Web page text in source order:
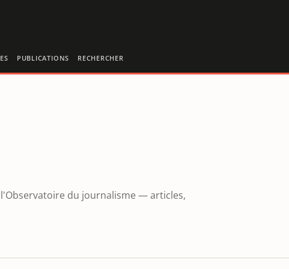
PUBLICATIONS RECHERCHER
du journalisme — articles,